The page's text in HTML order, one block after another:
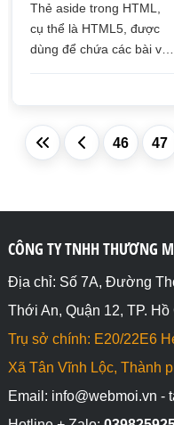
Thẻ aside trong HTML,
cụ thể là HTML5, được
dùng để chứa các bài viết
46 47
CÔNG TY TNHH THƯƠNG
Địa chỉ: Số 7A, Đường
Thới An, Quận 12, TP. Hồ
Trụ sở chính: E20/22E6
Xã Tân Vĩnh Lộc, Thành
Email: info@webmoi.vn -